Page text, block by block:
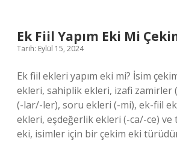
Ek Fiil Yapım Eki Mi
Tarih: Eylül 15, 2024
Ek fiil ekleri yapım eki mi? İsim
ekleri, sahiplik ekleri, izafi zamirler
(-lar/-ler), soru ekleri (-mi), ek-fiil
ekleri, eşdeğerlik ekleri (-ca/-ce) ve
eki, isimler için bir çekim eki